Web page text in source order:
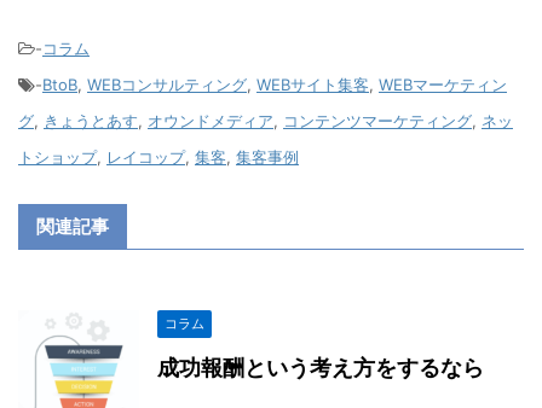
-コラム
-BtoB, WEBコンサルティング, WEBサイト集客, WEBマーケティン
グ, きょうとあす, オウンドメディア, コンテンツマーケティング, ネッ
トショップ, レイコップ, 集客, 集客事例
関連記事
コラム
成功報酬という考え方をするなら